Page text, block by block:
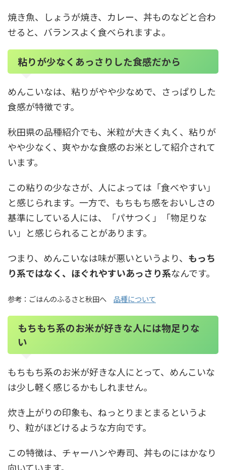
焼き魚、しょうが焼き、カレー、丼ものなどと合わ
せると、バランスよく食べられますよ。
粘りが少なくあっさりした食感だから
めんこいなは、粘りがやや少なめで、さっぱりした
食感が特徴です。
秋田県の品種紹介でも、米粒が大きく丸く、粘りが
やや少なく、爽やかな食感のお米として紹介されて
います。
この粘りの少なさが、人によっては「食べやすい」
と感じられます。一方で、もちもち感をおいしさの
基準にしている人には、「パサつく」「物足りな
い」と感じられることがあります。
つまり、めんこいなは味が悪いというより、 もっち
り系ではなく、ほぐれやすいあっさり系なんです。
参考：ごはんのふるさと秋田へ 品種について
もちもち系のお米が好きな人には物足りな
い
もちもち系のお米が好きな人にとって、めんこいな
は少し軽く感じるかもしれません。
炊き上がりの印象も、ねっとりまとまるというよ
り、粒がほどけるような方向です。
この特徴は、チャーハンや寿司、丼ものにはかなり